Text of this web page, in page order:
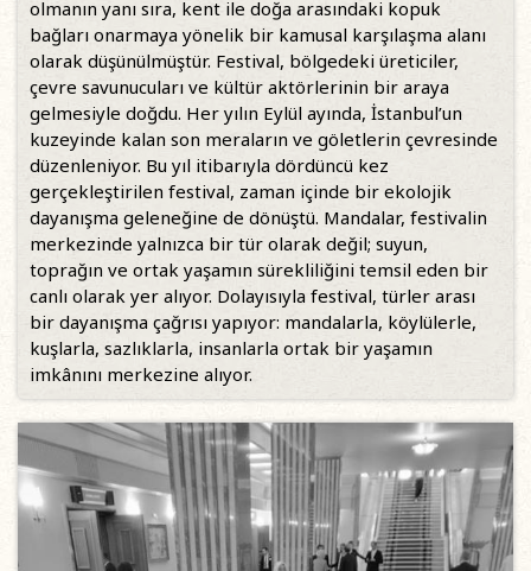
olmanın yanı sıra, kent ile doğa arasındaki kopuk
bağları onarmaya yönelik bir kamusal karşılaşma alanı
olarak düşünülmüştür. Festival, bölgedeki üreticiler,
çevre savunucuları ve kültür aktörlerinin bir araya
gelmesiyle doğdu. Her yılın Eylül ayında, İstanbul’un
kuzeyinde kalan son meraların ve göletlerin çevresinde
düzenleniyor. Bu yıl itibarıyla dördüncü kez
gerçekleştirilen festival, zaman içinde bir ekolojik
dayanışma geleneğine de dönüştü. Mandalar, festivalin
merkezinde yalnızca bir tür olarak değil; suyun,
toprağın ve ortak yaşamın sürekliliğini temsil eden bir
canlı olarak yer alıyor. Dolayısıyla festival, türler arası
bir dayanışma çağrısı yapıyor: mandalarla, köylülerle,
kuşlarla, sazlıklarla, insanlarla ortak bir yaşamın
imkânını merkezine alıyor.